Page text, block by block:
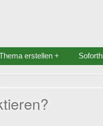
erstellen +